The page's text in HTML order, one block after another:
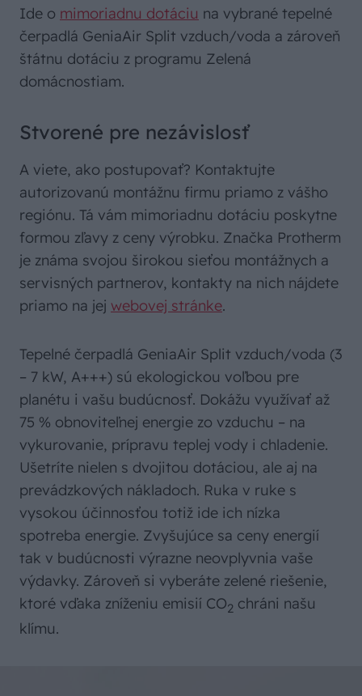
Ide o mimoriadnu dotáciu na vybrané tepelné
čerpadlá GeniaAir Split vzduch/voda a zároveň
štátnu dotáciu z programu Zelená
domácnostiam.
Stvorené pre nezávislosť
A viete, ako postupovať? Kontaktujte
autorizovanú montážnu firmu priamo z vášho
regiónu. Tá vám mimoriadnu dotáciu poskytne
formou zľavy z ceny výrobku. Značka Protherm
je známa svojou širokou sieťou montážnych a
servisných partnerov, kontakty na nich nájdete
priamo na jej webovej stránke.
Tepelné čerpadlá GeniaAir Split vzduch/voda (3
– 7 kW, A+++) sú ekologickou voľbou pre
planétu i vašu budúcnosť. Dokážu využívať až
75 % obnoviteľnej energie zo vzduchu – na
vykurovanie, prípravu teplej vody i chladenie.
Ušetríte nielen s dvojitou dotáciou, ale aj na
prevádzkových nákladoch. Ruka v ruke s
vysokou účinnosťou totiž ide ich nízka
spotreba energie. Zvyšujúce sa ceny energií
tak v budúcnosti výrazne neovplyvnia vaše
výdavky. Zároveň si vyberáte zelené riešenie,
ktoré vďaka zníženiu emisií CO2 chráni našu
klímu.